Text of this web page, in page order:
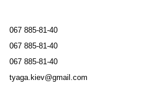
067 885-81-40
067 885-81-40
067 885-81-40
tyaga.kiev@gmail.com